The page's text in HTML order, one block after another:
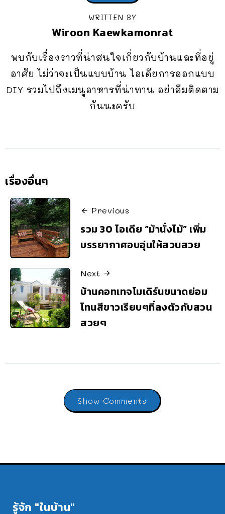
WRITTEN BY
Wiroon Kaewkamonrat
พบกับเรื่องราวที่น่าสนใจเกี่ยวกับบ้านและที่อยู่
อาศัย ไม่ว่าจะเป็นแบบบ้าน ไอเดียการออกแบบ
DIY รวมไปถึงเมนูอาหารที่น่าทาน อย่าลืมติดตาม
กันนะครับ
เรื่องอื่นๆ
Previous
รวม 30 ไอเดีย “ม้านั่งไม้” เพิ่ม
บรรยากาศอบอุ่นให้สวนสวย
Next
บ้านคอทเทจโมเดิร์นขนาดย่อม
โทนสีขาวเรียบๆที่ลงตัวกับสวน
สวยๆ
Show Comments
รู้จัก "ในบ้าน"